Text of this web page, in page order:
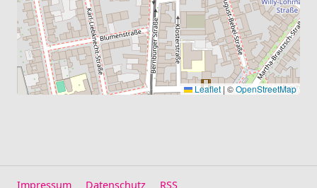
Leaflet | ©OpenStreetMap
Impressum Datenschutz RSS